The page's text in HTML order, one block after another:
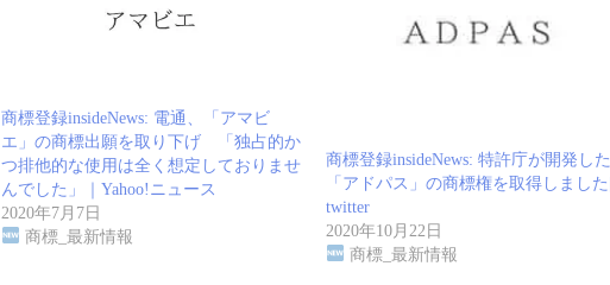
商標登録insideNews: 電通、「アマビ
エ」の商標出願を取り下げ 「独占的か
つ排他的な使用は全く想定しておりませ
んでした」｜Yahoo!ニュース
2020年7月7日
商標_最新情報
商標登録insideNews: 特許庁が開発した
「アドパス」の商標権を取得しました|
twitter
2020年10月22日
商標_最新情報